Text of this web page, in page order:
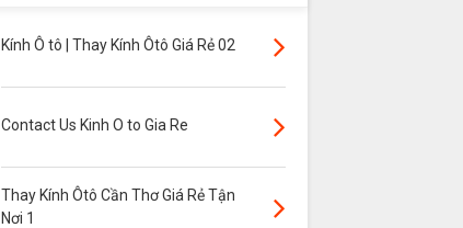
Kính Ô tô | Thay Kính Ôtô Giá Rẻ 02
Contact Us Kinh O to Gia Re
Thay Kính Ôtô Cần Thơ Giá Rẻ Tận
Nơi 1